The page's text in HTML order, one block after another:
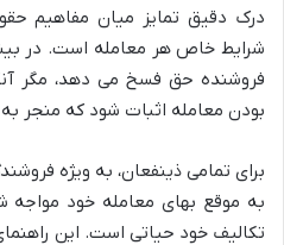
درک دقیق تمایز میان مفاهیم
شرایط خاص هر معامله است. در
فروشنده حق فسخ می دهد، مگر
بودن معامله اثبات شود که منجر به
برای تمامی ذینفعان، به ویژه
به موقع بهای معامله خود
تکالیف خود حیاتی است. این